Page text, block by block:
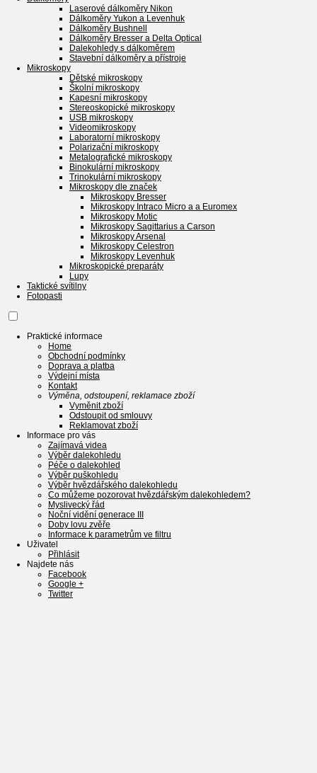
Laserové dálkoměry Nikon
Dálkoměry Yukon a Levenhuk
Dálkoměry Bushnell
Dálkoměry Bresser a Delta Optical
Dalekohledy s dálkoměrem
Stavební dálkoměry a přístroje
Mikroskopy
Dětské mikroskopy
Školní mikroskopy
Kapesní mikroskopy
Stereoskopické mikroskopy
USB mikroskopy
Videomikroskopy
Laboratorní mikroskopy
Polarizační mikroskopy
Metalografické mikroskopy
Binokulární mikroskopy
Trinokulární mikroskopy
Mikroskopy dle značek
Mikroskopy Bresser
Mikroskopy Intraco Micro a a Euromex
Mikroskopy Motic
Mikroskopy Sagittarius a Carson
Mikroskopy Arsenal
Mikroskopy Celestron
Mikroskopy Levenhuk
Mikroskopické preparáty
Lupy
Taktické svítilny
Fotopasti
Praktické informace
Home
Obchodní podmínky
Doprava a platba
Výdejní místa
Kontakt
Výměna, odstoupení, reklamace zboží
Vyměnit zboží
Odstoupit od smlouvy
Reklamovat zboží
Informace pro vás
Zajímavá videa
Výběr dalekohledu
Péče o dalekohled
Výběr puškohledu
Výběr hvězdářského dalekohledu
Co můžeme pozorovat hvězdářským dalekohledem?
Myslivecký řád
Noční vidění generace III
Doby lovu zvěře
Informace k parametrům ve filtru
Uživatel
Přihlásit
Najdete nás
Facebook
Google +
Twitter